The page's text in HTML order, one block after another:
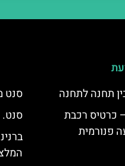
תחנה לתחנה
כרטיס רכבת
פנורמית
סנט
סנט.